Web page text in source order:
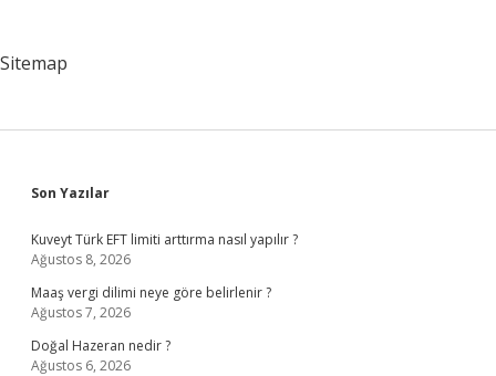
Sitemap
Sidebar
Son Yazılar
Kuveyt Türk EFT limiti arttırma nasıl yapılır ?
Ağustos 8, 2026
Maaş vergi dilimi neye göre belirlenir ?
Ağustos 7, 2026
Doğal Hazeran nedir ?
Ağustos 6, 2026